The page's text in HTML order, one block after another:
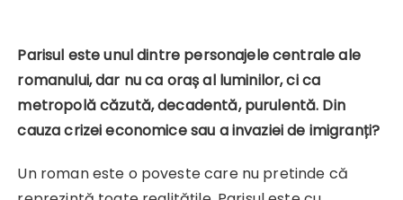
Parisul este unul dintre personajele centrale ale
romanului, dar nu ca oraș al luminilor, ci ca
metropolă căzută, decadentă, purulentă. Din
cauza crizei economice sau a invaziei de imigranți?
Un roman este o poveste care nu pretinde că